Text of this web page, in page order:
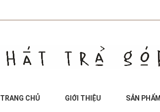
TRANG CHỦ GIỚI THIỆU SẢN PHẨM